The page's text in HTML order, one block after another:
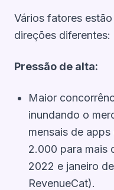
Vários fatores
direções diferentes:
Pressão de alta:
Maior
inundando o
mensais de
2.000 para mais
2022 e janeiro
RevenueCat).